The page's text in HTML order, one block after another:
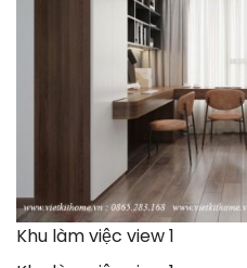
Khu làm việc view 1